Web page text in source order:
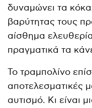
δυναμώνει τα
βαρύτητας τους
αίσθημα
πραγματικά τα
Το τραμπολίνο
αποτελεσματικές
αυτισμό. Κι είναι